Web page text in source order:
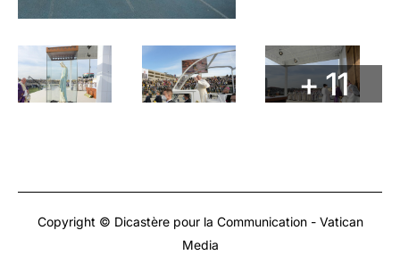
+ 11
Copyright © Dicastère pour la Communication - Vatican
Media